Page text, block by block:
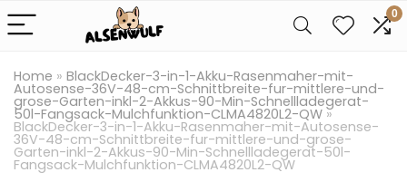
0
Home » BlackDecker-3-in-1-Akku-Rasenmaher-mit-
Autosense-36V-48-cm-Schnittbreite-fur-mittlere-und-
grose-Garten-inkl-2-Akkus-90-Min-Schnellladegerat-
50l-Fangsack-Mulchfunktion-CLMA4820L2-QW »
BlackDecker-3-in-1-Akku-Rasenmaher-mit-Autosense-
36V-48-cm-Schnittbreite-fur-mittlere-und-grose-
Garten-inkl-2-Akkus-90-Min-Schnellladegerat-50l-
Fangsack-Mulchfunktion-CLMA4820L2-QW